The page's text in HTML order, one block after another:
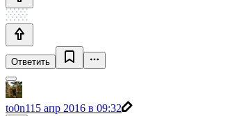
Ответить
to0n115 апр 2016 в 09:32